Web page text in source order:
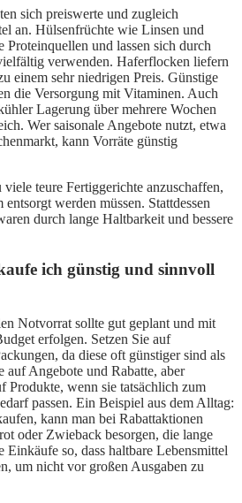
sich preiswerte und zugleich
an. Hülsenfrüchte wie Linsen und
Proteinquellen und lassen sich durch
verwenden. Haferflocken liefern
einem sehr niedrigen Preis. Günstige
die Versorgung mit Vitaminen. Auch
Lagerung über mehrere Wochen
Wer saisonale Angebote nutzt, etwa
kann Vorräte günstig
teure Fertiggerichte anzuschaffen,
werden müssen. Stattdessen
durch lange Haltbarkeit und bessere
ich günstig und sinnvoll
Notvorrat sollte gut geplant und mit
erfolgen. Setzen Sie auf
da diese oft günstiger sind als
auf Angebote und Rabatte, aber
Produkte, wenn sie tatsächlich zum
passen. Ein Beispiel aus dem Alltag:
kann man bei Rabattaktionen
oder Zwieback besorgen, die lange
Einkäufe so, dass haltbare Lebensmittel
um nicht vor großen Ausgaben zu